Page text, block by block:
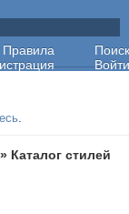
Правила
Поиск
Войти
.
» Каталог стилей